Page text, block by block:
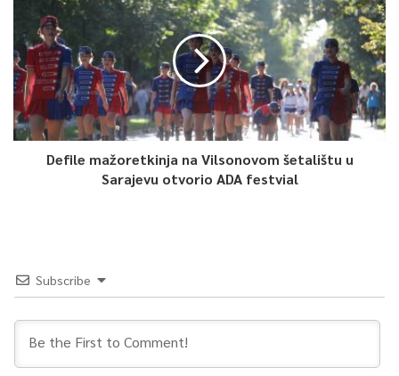
Opširnije o projektima ministarstva za boračka pitanja KS,
važnosti obilježavanja godišnjica slavnih bitaka i bitnih datuma
za odbranu od agresije na BiH, pogledajte u nastavku:
0
Defile mažoretkinja na Vilsonovom šetalištu u
Sarajevu otvorio ADA festvial
Subscribe